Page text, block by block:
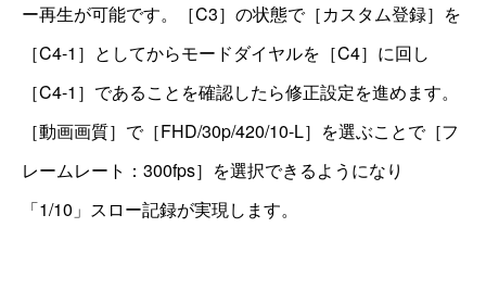
ー再生が可能です。［C3］の状態で［カスタム登録］を
［C4-1］としてからモードダイヤルを［C4］に回し
［C4-1］であることを確認したら修正設定を進めます。
［動画画質］で［FHD/30p/420/10-L］を選ぶことで［フ
レームレート：300fps］を選択できるようになり
「1/10」スロー記録が実現します。